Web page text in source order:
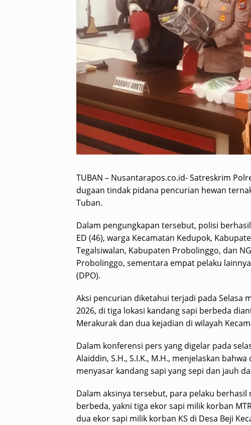
TUBAN – Nusantarapos.co.id- Satreskrim
dugaan tindak pidana pencurian hewan
Tuban.
Dalam pengungkapan tersebut, polisi
ED (46), warga Kecamatan Kedupok,
Tegalsiwalan, Kabupaten Probolinggo, dan
Probolinggo, sementara empat pelaku
(DPO).
Aksi pencurian diketahui terjadi pada Selasa
2026, di tiga lokasi kandang sapi berbeda
Merakurak dan dua kejadian di wilayah
Dalam konferensi pers yang digelar pada
Alaiddin, S.H., S.I.K., M.H., menjelaskan
menyasar kandang sapi yang sepi dan jauh
Dalam aksinya tersebut, para pelaku
berbeda, yakni tiga ekor sapi milik korban
dua ekor sapi milik korban KS di Desa Beji